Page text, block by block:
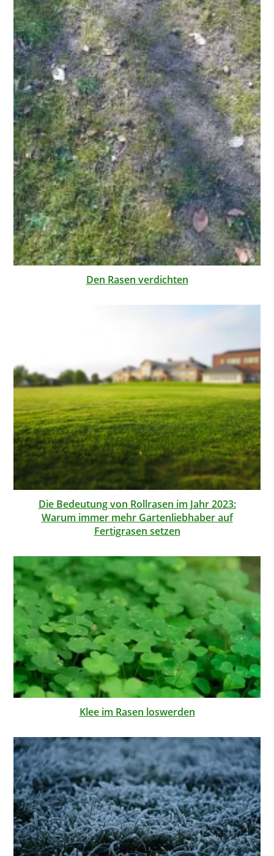
Den Rasen verdichten
Die Bedeutung von Rollrasen im Jahr 2023:
Warum immer mehr Gartenliebhaber auf
Fertigrasen setzen
Klee im Rasen loswerden